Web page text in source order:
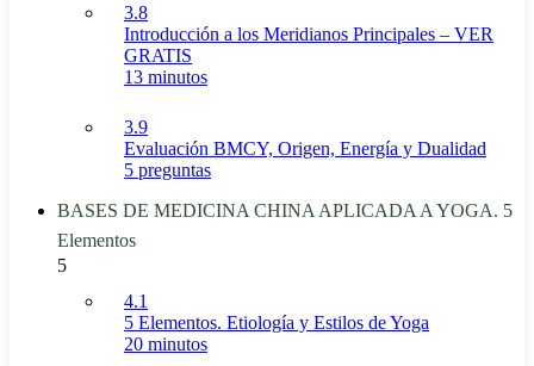
3.8
Introducción a los Meridianos Principales – VER
GRATIS
13 minutos
3.9
Evaluación BMCY, Origen, Energía y Dualidad
5 preguntas
BASES DE MEDICINA CHINA APLICADA A YOGA. 5
Elementos
5
4.1
5 Elementos. Etiología y Estilos de Yoga
20 minutos